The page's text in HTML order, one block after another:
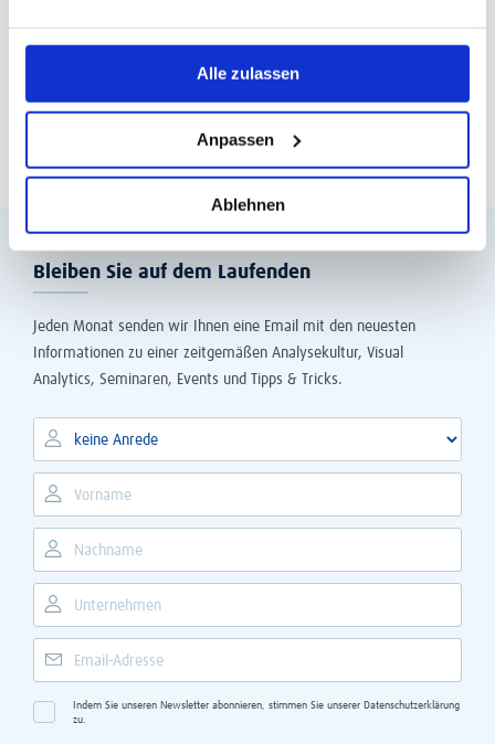
Alle zulassen
Anpassen
Ablehnen
The Information Lab Deutschland GmbH
Bewertungen auf ProvenExpert.com
Bleiben Sie auf dem Laufenden
Jeden Monat senden wir Ihnen eine Email mit den neuesten
Informationen zu einer zeitgemäßen Analysekultur, Visual
Analytics, Seminaren, Events und Tipps & Tricks.
Indem Sie unseren Newsletter abonnieren, stimmen Sie unserer Datenschutzerklärung
zu.